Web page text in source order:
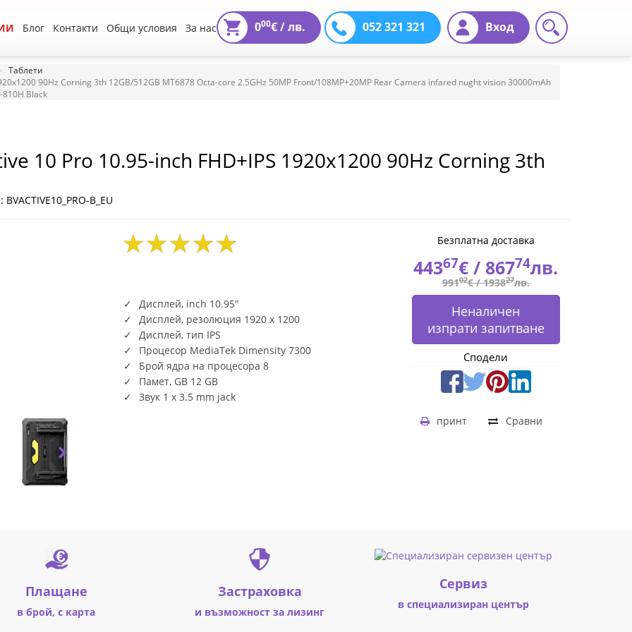
Блог Контакти Общи условия За нас Вход
052 321 321
000€ /лв.
Таблети
90Hz Corning 3th 12GB/512GB MT6878 Octa-core 2.5GHz 50MP Front/108MP+20MP Rear Camera infared nught vision 30000mAh
810H Black
10 Pro 10.95-inch FHD+IPS 1920x1200 90Hz Corning 3th
core 2.5GHz 50MP Front/108MP+20MP Rear Camera infared
Charging Android 14 up to 15 NFC Camping lights MIL-STD-
B_EU
Дисплей, inch 10.95"
Дисплей, резолюция 1920 x 1200
Дисплей, тип IPS
Процесор MediaTek Dimensity 7300
Брой ядра на процесора 8
Памет, GB 12 GB
Звук 1 x 3.5 mm jack
Безплатна доставка
44367€ / 86774лв.
99102€ /193827лв.
Неналичен
изпрати запитване
Сподели
Сравни
принт
Плащане
в брой, с карта
Застраховка
и възможност за лизинг
Cервиз
в специализиран център